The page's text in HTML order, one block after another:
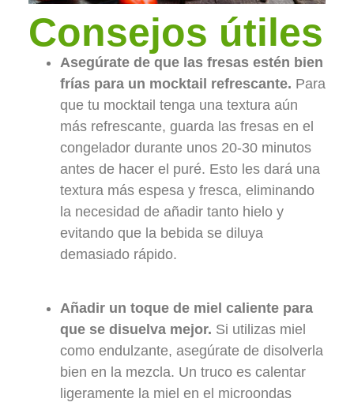
Consejos útiles
Asegúrate de que las fresas estén bien
frías para un mocktail refrescante. Para
que tu mocktail tenga una textura aún
más refrescante, guarda las fresas en el
congelador durante unos 20-30 minutos
antes de hacer el puré. Esto les dará una
textura más espesa y fresca, eliminando
la necesidad de añadir tanto hielo y
evitando que la bebida se diluya
demasiado rápido.
Añadir un toque de miel caliente para
que se disuelva mejor. Si utilizas miel
como endulzante, asegúrate de disolverla
bien en la mezcla. Un truco es calentar
ligeramente la miel en el microondas